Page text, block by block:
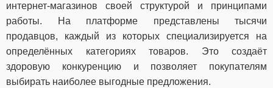
интернет-магазинов своей структурой и принципами
работы. На платформе представлены тысячи
продавцов, каждый из которых специализируется на
определённых категориях товаров. Это создаёт
здоровую конкуренцию и позволяет покупателям
выбирать наиболее выгодные предложения.